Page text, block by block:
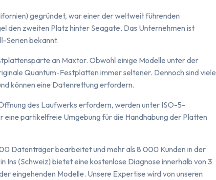
gegründet, war einer der weltweit führenden
den zweiten Platz hinter Seagate. Das Unternehmen ist
Serien bekannt.
an Maxtor. Obwohl einige Modelle unter der
Quantum-Festplatten immer seltener. Dennoch sind viele
können eine Datenrettung erfordern.
des Laufwerks erfordern, werden unter ISO-5-
partikelfreie Umgebung für die Handhabung der Platten
Datenträger bearbeitet und mehr als 8 000 Kunden in der
Ins (Schweiz) bietet eine kostenlose Diagnose innerhalb von 3
eingehenden Modelle. Unsere Expertise wird von unseren